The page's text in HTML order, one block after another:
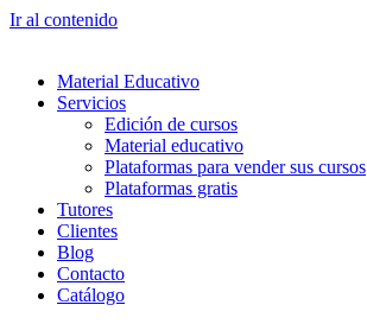
Ir al contenido
Material Educativo
Servicios
Edición de cursos
Material educativo
Plataformas para vender sus cursos
Plataformas gratis
Tutores
Clientes
Blog
Contacto
Catálogo